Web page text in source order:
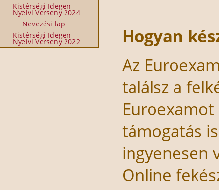
Kistérségi Idegen
Nyelvi Verseny 2024
Nevezési lap
Kistérségi Idegen
Nyelvi Verseny 2022
Hogyan
Az
találsz a
támogatás
ingyenesen
Online